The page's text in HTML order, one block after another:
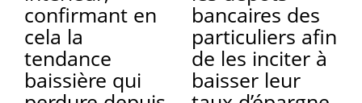
confirmant en
cela la
tendance
baissière qui
bancaires des
particuliers afin
de les inciter à
baisser leur